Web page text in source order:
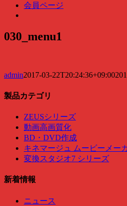
会員ページ
030_menu1
admin2017-03-22T20:24:36+09:00
製品カテゴリ
ZEUSシリーズ
動画高画質化
BD・DVD作成
キネマージュ ムービーメー
変換スタジオ7 シリーズ
新着情報
ニュース